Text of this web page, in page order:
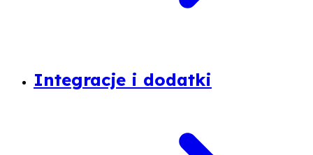
Integracje i dodatki